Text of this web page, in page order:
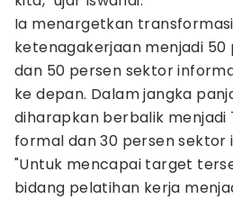
Ia menargetkan
ketenagakerjaan menjadi
dan 50 persen sektor
ke depan. Dalam jangka
diharapkan berbalik menjadi
formal dan 30 persen sektor
"Untuk mencapai target
bidang pelatihan kerja